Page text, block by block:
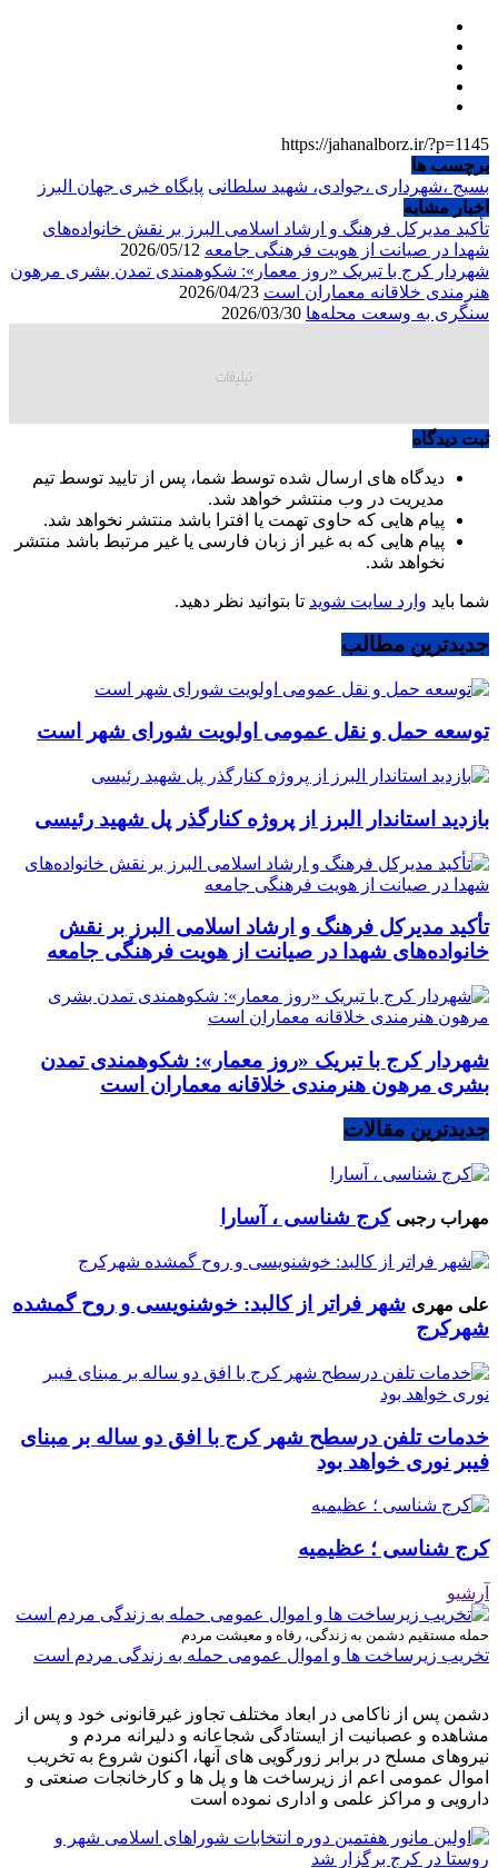
https://jahanalborz.ir/?p=1145
برچسب ها
بسیج ،شهرداری ،جوادی، شهید سلطانی پایگاه خبری جهان البرز
اخبار مشابه
تأکید مدیرکل فرهنگ و ارشاد اسلامی البرز بر نقش خانواده‌های
شهدا در صیانت از هویت فرهنگی جامعه
شهردار کرج با تبریک «روز معمار»: شکوهمندی تمدن بشری مرهون
هنرمندی خلاقانه معماران است
سنگری به وسعت محله‌ها
ثبت دیدگاه
دیدگاه های ارسال شده توسط شما، پس از تایید توسط تیم
مدیریت در وب منتشر خواهد شد.
پیام هایی که حاوی تهمت یا افترا باشد منتشر نخواهد شد.
پیام هایی که به غیر از زبان فارسی یا غیر مرتبط باشد منتشر
نخواهد شد.
شما باید وارد سایت شوید تا بتوانید نظر دهید.
جدیدترین مطالب
توسعه حمل و نقل عمومی اولویت شورای شهر است
بازدید استاندار البرز از پروژه کنارگذر پل شهید رئیسی
تأکید مدیرکل فرهنگ و ارشاد اسلامی البرز بر نقش
خانواده‌های شهدا در صیانت از هویت فرهنگی جامعه
شهردار کرج با تبریک «روز معمار»: شکوهمندی تمدن
بشری مرهون هنرمندی خلاقانه معماران است
جدیدترین مقالات
مهراب رجبی کرج شناسی ، آسارا
علی مهری شهر فراتر از کالبد: خوشنویسی و روح گمشده
شهرکرج
خدمات تلفن درسطح شهر کرج با افق دو ساله بر مبنای
فیبر نوری خواهد بود
کرج شناسی ؛ عظیمیه
آرشیو
حمله مستقیم دشمن به زندگی، رفاه و معیشت مردم
تخریب زیرساخت ها و اموال عمومی حمله به زندگی مردم است
دشمن پس از ناکامی در ابعاد مختلف تجاوز غیرقانونی خود و پس از
مشاهده و عصبانیت از ایستادگی شجاعانه و دلیرانه مردم و
نیروهای مسلح در برابر زورگویی های آنها، اکنون شروع به تخریب
اموال عمومی اعم از زیرساخت ها و پل ها و کارخانجات صنعتی و
دارویی و مراکز علمی و اداری نموده است